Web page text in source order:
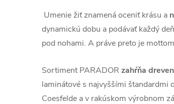
Umenie žiť znamená oceniť krásu a
dynamickú dobu a podávať každý
pod nohami. A práve preto je
Sortiment PARADOR zahŕňa
laminátové s najvyššími štandardmi
Coesfelde a v rakúskom výrobnom